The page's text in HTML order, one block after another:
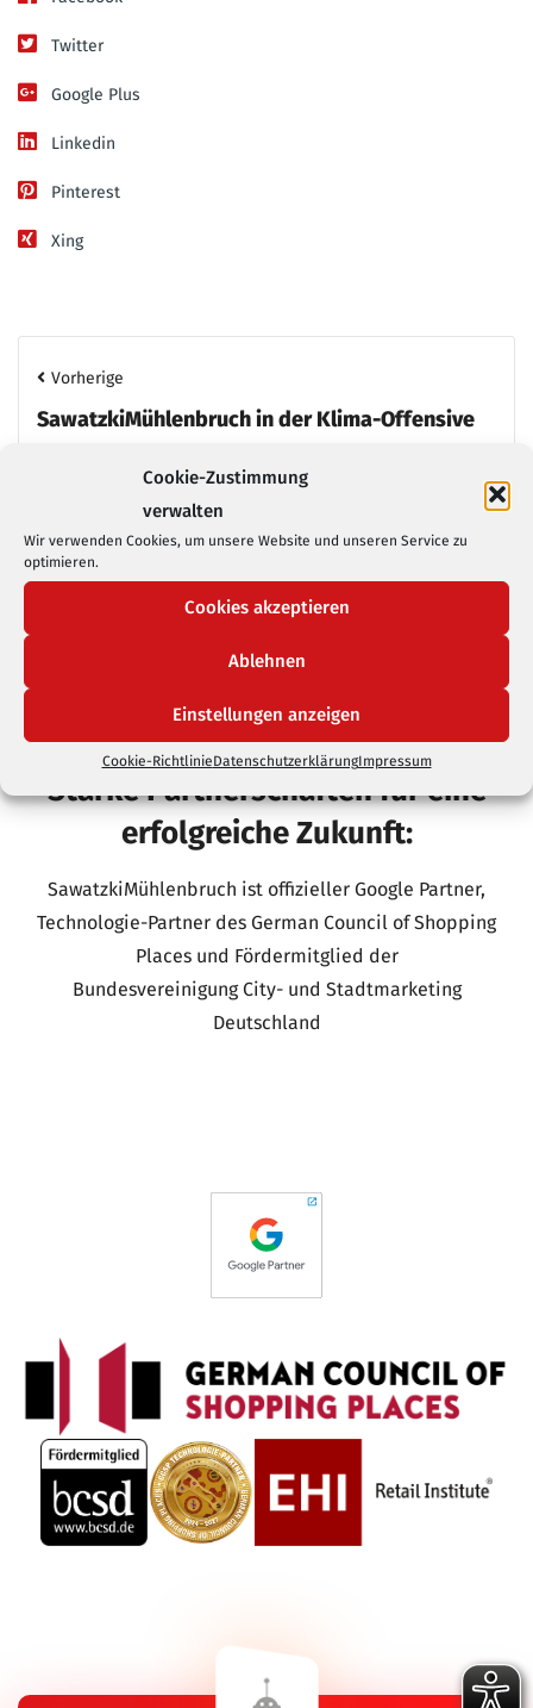
Cookie-Zustimmung
verwalten
Wir verwenden Cookies, um unsere Website und unseren Service zu
optimieren.
Cookies akzeptieren
Ablehnen
Einstellungen anzeigen
Cookie-RichtlinieDatenschutzerklärungImpressum
Twitter
Google Plus
Linkedin
Pinterest
Xing
Vorherige
SawatzkiMühlenbruch in der Klima-Offensive
Kommunikation während der Corona Pandemie
Starke Partnerschaften für eine
erfolgreiche Zukunft:
SawatzkiMühlenbruch ist offizieller Google Partner,
Technologie-Partner des German Council of Shopping
Places und Fördermitglied der
Bundesvereinigung City- und Stadtmarketing
Deutschland